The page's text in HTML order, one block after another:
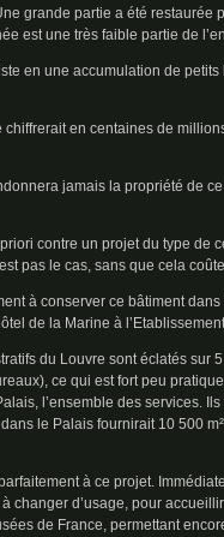
grande partie a été restaurée
est une très faible partie de
en une accumulation de
en centaines de
jamais la propriété de
contre un projet du type de
pas le cas, sans que cela
à conserver ce bâtiment
de la Marine à
du Louvre sont éclatés sur
ce qui est fort peu
l’ensemble des services.
le Palais fournirait 10 500
à ce projet.
changer d’usage, pour
de France, permettant